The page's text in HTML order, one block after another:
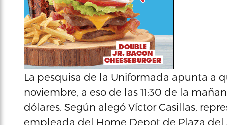
La pesquisa de la Uniformada apunta a
noviembre, a eso de las 11:30 de la
dólares. Según alegó Víctor Casillas,
empleada del Home Depot de Plaza del